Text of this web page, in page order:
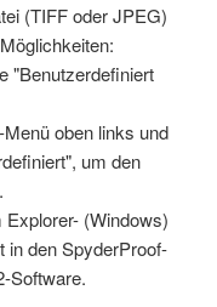
(TIFF oder JPEG)
"Benutzerdefiniert
oben links und
um den
(Windows)
in den SpyderProof-
Software.